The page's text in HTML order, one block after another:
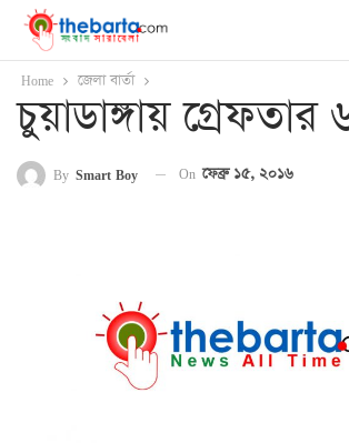
Home জেলা বার্তা
চুয়াডাঙ্গায় গ্রেফতার
By Smart Boy On ফেব্রু ১৫, ২০১৬